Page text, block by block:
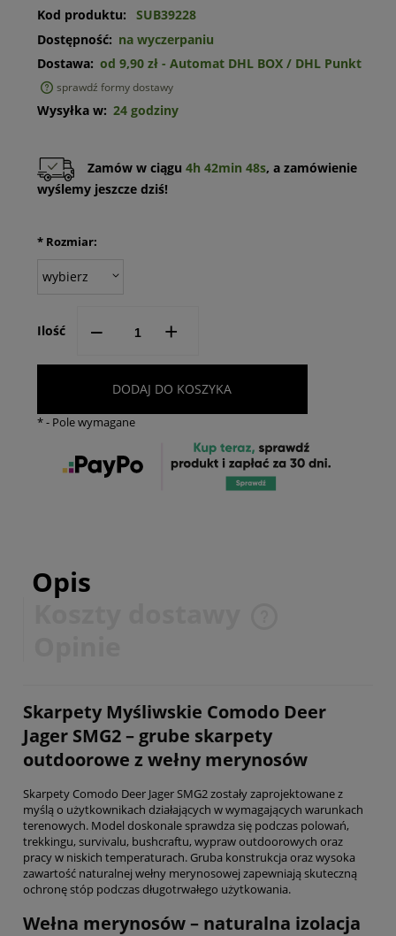
Kod produktu:
SUB39228
Dostępność: na wyczerpaniu
Dostawa: od 9,90 zł - Automat DHL BOX / DHL Punkt
sprawdź formy dostawy
Wysyłka w: 24 godziny
Zamów w ciągu 4h 42min 47s, a zamówienie
wyślemy jeszcze dziś!
*Rozmiar:
Ilość -- +
DODAJ DO KOSZYKA
*- Pole wymagane
Opis
Skarpety Myśliwskie Comodo Deer
Jager SMG2 – grube skarpety
outdoorowe z wełny merynosów
Skarpety Comodo Deer Jager SMG2 zostały zaprojektowane z
myślą o użytkownikach działających w wymagających warunkach
terenowych. Model doskonale sprawdza się podczas polowań,
trekkingu, survivalu, bushcraftu, wypraw outdoorowych oraz
pracy w niskich temperaturach. Gruba konstrukcja oraz wysoka
zawartość naturalnej wełny merynosowej zapewniają skuteczną
ochronę stóp podczas długotrwałego użytkowania.
Wełna merynosów – naturalna izolacja